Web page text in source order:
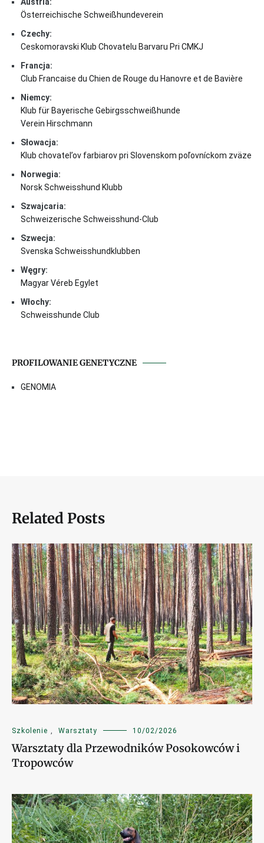
Austria:
Österreichische Schweißhundeverein
Czechy:
Ceskomoravski Klub Chovatelu Barvaru Pri CMKJ
Francja:
Club Francaise du Chien de Rouge du Hanovre et de Bavière
Niemcy:
Klub für Bayerische Gebirgsschweißhunde
Verein Hirschmann
Słowacja:
Klub chovatel’ov farbiarov pri Slovenskom poľovníckom zväze
Norwegia:
Norsk Schweisshund Klubb
Szwajcaria:
Schweizerische Schweisshund-Club
Szwecja:
Svenska Schweisshundklubben
Węgry:
Magyar Véreb Egylet
Włochy:
Schweisshunde Club
PROFILOWANIE GENETYCZNE
GENOMIA
Related Posts
Szkolenie , Warsztaty 10/02/2026
Warsztaty dla Przewodników Posokowców i
Tropowców